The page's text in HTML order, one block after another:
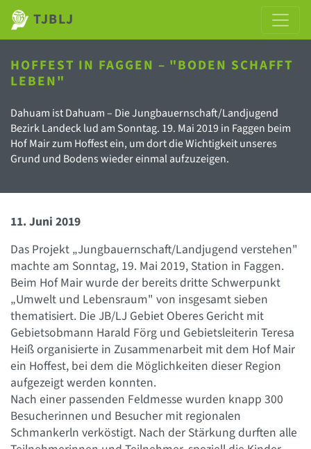
TJBLJ
HOFFEST IN FAGGEN – "BODEN SCHAFFT
LEBEN"
Dahuam ist Dahuam – Die Jungbauernschaft/Landjugend
Bezirk Landeck lud am Sonntag. 19. Mai 2019 in Faggen beim
Hof Mair zum Hoffest ein, um dort die Wichtigkeit unseres
Grund und Bodens wieder einmal aufzuzeigen.
11. Juni 2019
Das Projekt „Jungbauernschaft/Landjugend verstehen"
machte am Sonntag, 19. Mai 2019, Station in Faggen.
Beim Hof Mair wurde der bereits dritte Schwerpunkt
„Umwelt und Lebensraum" von insgesamt sieben
thematisiert. Die JB/LJ Gebiet Oberes Gericht mit
Gebietsobmann Harald Förg und Gebietsleiterin Teresa
Heiß organisierte in Zusammenarbeit mit dem Hof Mair
ein Hoffest, bei dem die Möglichkeiten dieser Region
aufgezeigt werden konnten.
Nach einer passenden Feldmesse wurden knapp 300
Besucherinnen und Besucher mit regionalen
Schmankerln verköstigt. Nach der Stärkung durften alle